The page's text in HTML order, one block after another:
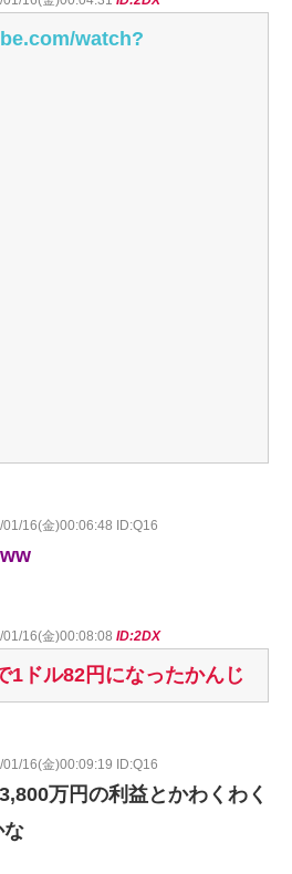
watch?
01/16(金)00:06:48 ID:Q16
01/16(金)00:08:08 ID:2DX
1ドル82円になったかんじ
01/16(金)00:09:19 ID:Q16
万円の利益とかわくわく
な